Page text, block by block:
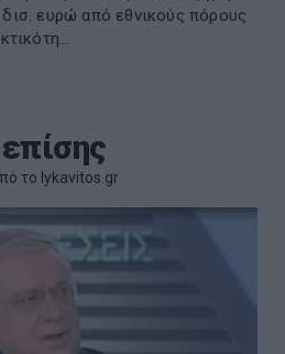
ευρώ από εθνικούς πόρους
το lykavitos.gr